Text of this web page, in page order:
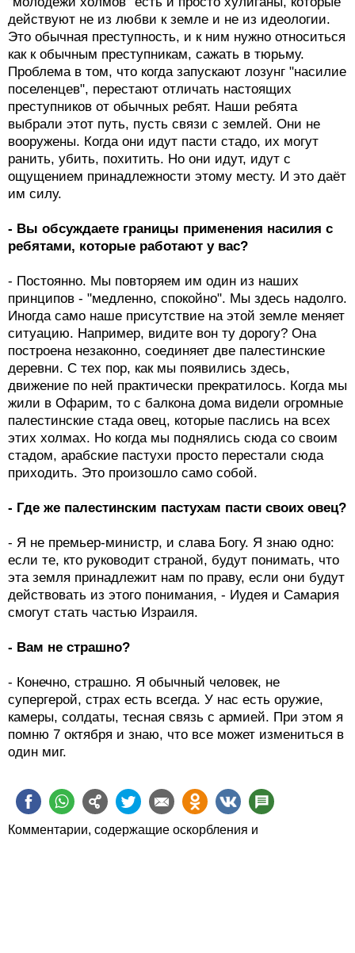
действуют не из любви к земле и не из идеологии.
Это обычная преступность, и к ним нужно относиться
как к обычным преступникам, сажать в тюрьму.
Проблема в том, что когда запускают лозунг "насилие
поселенцев", перестают отличать настоящих
преступников от обычных ребят. Наши ребята
выбрали этот путь, пусть связи с землей. Они не
вооружены. Когда они идут пасти стадо, их могут
ранить, убить, похитить. Но они идут, идут с
ощущением принадлежности этому месту. И это даёт
им силу.
- Вы обсуждаете границы применения насилия с
ребятами, которые работают у вас?
- Постоянно. Мы повторяем им один из наших
принципов - "медленно, спокойно". Мы здесь надолго.
Иногда само наше присутствие на этой земле меняет
ситуацию. Например, видите вон ту дорогу? Она
построена незаконно, соединяет две палестинские
деревни. С тех пор, как мы появились здесь,
движение по ней практически прекратилось. Когда мы
жили в Офарим, то с балкона дома видели огромные
палестинские стада овец, которые паслись на всех
этих холмах. Но когда мы поднялись сюда со своим
стадом, арабские пастухи просто перестали сюда
приходить. Это произошло само собой.
- Где же палестинским пастухам пасти своих овец?
- Я не премьер-министр, и слава Богу. Я знаю одно:
если те, кто руководит страной, будут понимать, что
эта земля принадлежит нам по праву, если они будут
действовать из этого понимания, - Иудея и Самария
смогут стать частью Израиля.
- Вам не страшно?
- Конечно, страшно. Я обычный человек, не
супергерой, страх есть всегда. У нас есть оружие,
камеры, солдаты, тесная связь с армией. При этом я
помню 7 октября и знаю, что все может измениться в
один миг.
Комментарии, содержащие оскорбления и